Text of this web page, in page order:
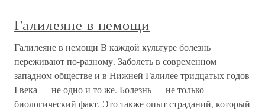
Галилеяне в немощи
Галилеяне в немощи В каждой культуре болезнь
переживают по-разному. Заболеть в современном
западном обществе и в Нижней Галилее тридцатых годов
I века — не одно и то же. Болезнь — не только
биологический факт. Это также опыт страданий, который